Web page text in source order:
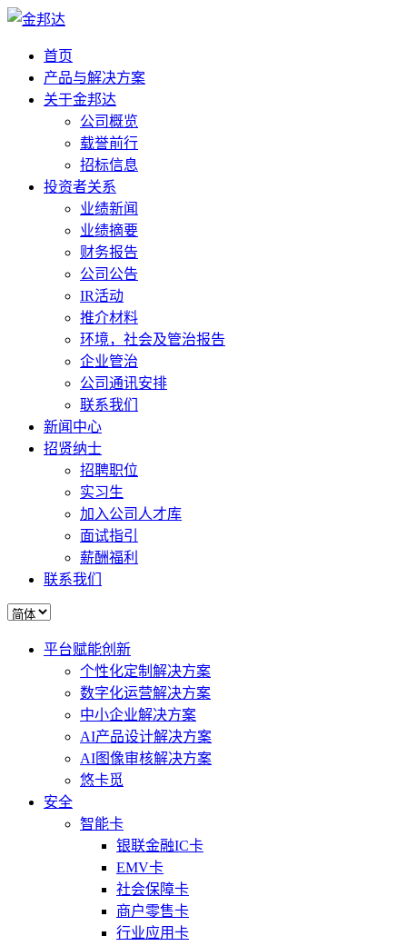
首页
产品与解决方案
关于金邦达
公司概览
载誉前行
招标信息
投资者关系
业绩新闻
业绩摘要
财务报告
公司公告
IR活动
推介材料
环境，社会及管治报告
企业管治
公司通讯安排
联系我们
新闻中心
招贤纳士
招聘职位
实习生
加入公司人才库
面试指引
薪酬福利
联系我们
平台赋能创新
个性化定制解决方案
数字化运营解决方案
中小企业解决方案
AI产品设计解决方案
AI图像审核解决方案
悠卡觅
安全
智能卡
银联金融IC卡
EMV卡
社会保障卡
商户零售卡
行业应用卡